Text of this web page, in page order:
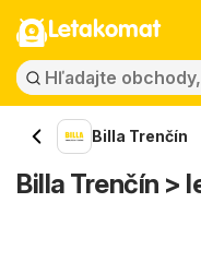
Letakomat
Billa Trenčín
Billa Trenčín >